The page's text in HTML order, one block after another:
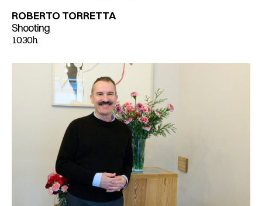
ROBERTO TORRETTA
Shooting
10:30 h.